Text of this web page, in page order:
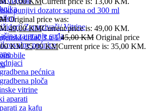
Zamrzivači/ Vitrine
za pranje suđa
pećnice
pećnica
ploča
vitrine
aparati
za kafu
punjivi dozator sapuna od 300 ml
Original price was:
49,00KMCurrent price is: 49,00 KM.
držač 3 u 145,00KM Original price
KM.35,00KMCurrent price is: 35,00 KM.